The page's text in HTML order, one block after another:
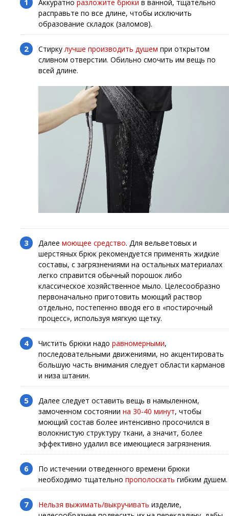
Аккуратно разложите брюки в ванной, тщательно
расправьте по все длине, чтобы исключить
образование складок (заломов).
Стирку лучше производить душем при открытом
сливном отверстии. Обильно смочить им вещь по
всей длине.
Далее моющее средство. Для вельветовых и
шерстяных брюк рекомендуется применять жидкие
составы, с загрязнениями на остальных материалах
легко справится обычный порошок либо
классическое хозяйственное мыло. Целесообразно
первоначально приготовить моющий раствор
отдельно, постепенно вводя его в «постирочный
процесс», используя мягкую щетку.
Чистить брюки надо равномерными,
последовательными движениями, но акцентировать
большую часть внимания следует области карманов
и низа штанин.
Далее следует оставить вещь в намыленном,
замоченном состоянии на 30-40 минут, чтобы
моющий состав более интенсивно просочился в
волокнистую структуру ткани, а значит, более
эффективно удалил все имеющиеся загрязнения.
По истечении отведенного времени брюки
необходимо тщательно прополоскать гибким душем.
Нельзя выжимать/выкручивать изделие,